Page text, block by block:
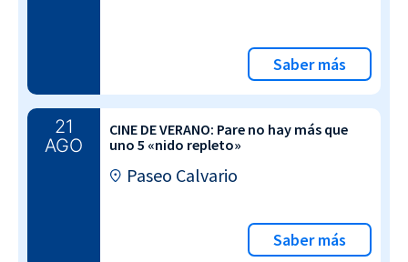
Saber más
21
AGO
CINE DE VERANO: Pare no hay más que
uno 5 «nido repleto»
Paseo Calvario
Saber más